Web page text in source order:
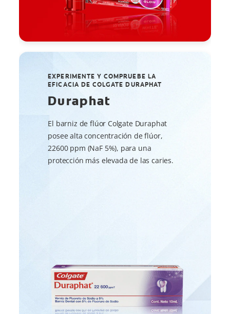
EXPERIMENTE Y COMPRUEBE LA
EFICACIA DE COLGATE DURAPHAT
Duraphat
El barniz de flúor Colgate Duraphat
posee alta concentración de flúor,
22600 ppm (NaF 5%), para una
protección más elevada de las caries.